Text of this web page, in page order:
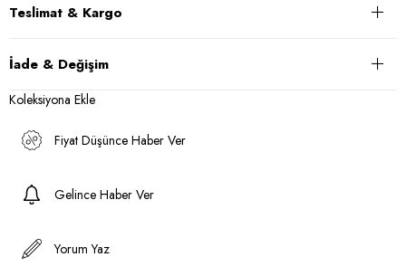
Teslimat & Kargo
İade & Değişim
Koleksiyona Ekle
Fiyat Düşünce Haber Ver
Gelince Haber Ver
Yorum Yaz